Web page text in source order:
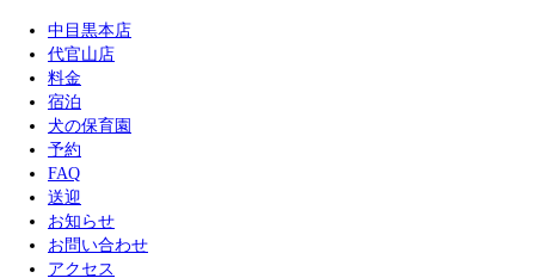
中目黒本店
代官山店
料金
宿泊
犬の保育園
予約
FAQ
送迎
お知らせ
お問い合わせ
アクセス